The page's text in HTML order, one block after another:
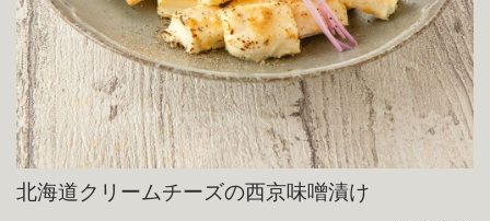
北海道クリームチーズの西京味噌漬け